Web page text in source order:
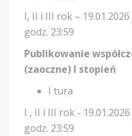
I, II i III rok –
godz. 23:59
Publikowanie
(zaoczne) I stopień
I tura
I , II i III rok -
godz. 23:59